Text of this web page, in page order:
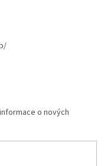
o nových